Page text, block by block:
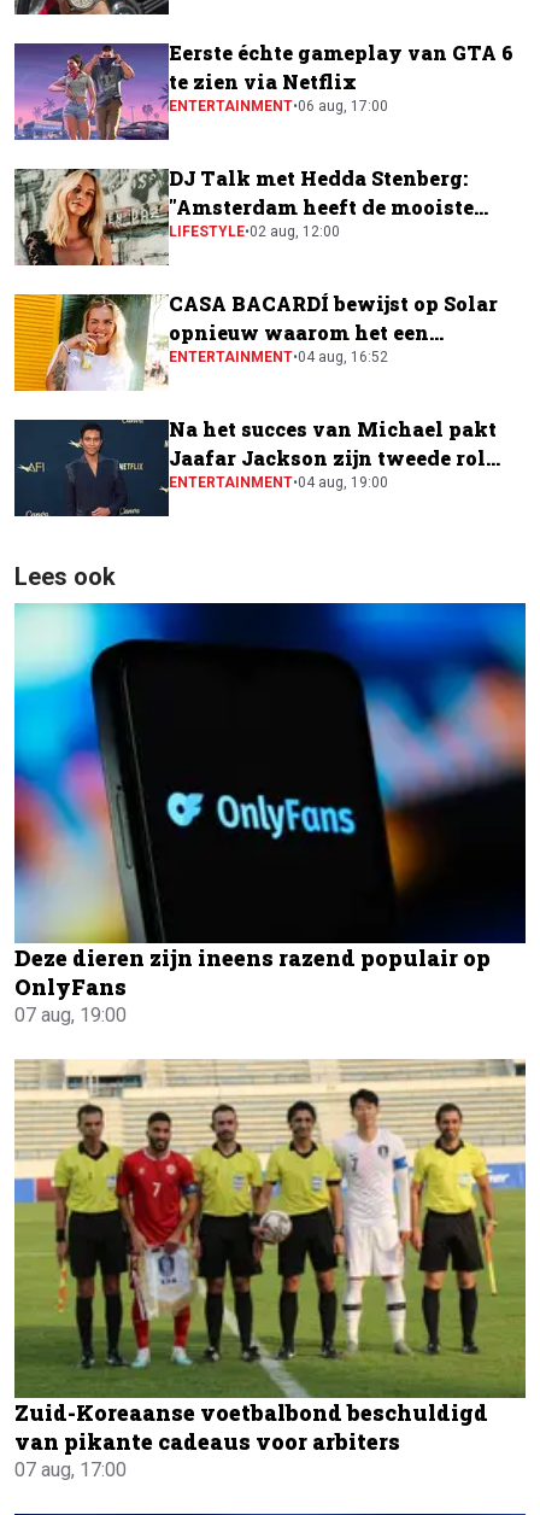
Eerste échte gameplay van GTA 6
te zien via Netflix
ENTERTAINMENT•06 aug, 17:00
DJ Talk met Hedda Stenberg:
"Amsterdam heeft de mooiste
festivalscene van Europa"
LIFESTYLE•02 aug, 12:00
CASA BACARDÍ bewijst op Solar
opnieuw waarom het een
festivalfavoriet is
ENTERTAINMENT•04 aug, 16:52
Na het succes van Michael pakt
Jaafar Jackson zijn tweede rol
naast Will Smith
ENTERTAINMENT•04 aug, 19:00
Lees ook
Deze dieren zijn ineens razend populair op
OnlyFans
07 aug, 19:00
Zuid-Koreaanse voetbalbond beschuldigd
van pikante cadeaus voor arbiters
07 aug, 17:00